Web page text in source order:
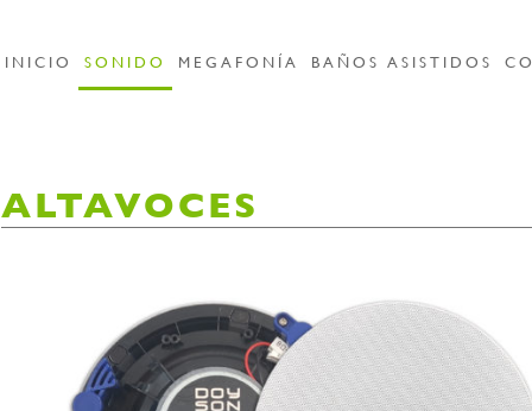
INICIO SONIDO MEGAFONÍA BAÑOS ASISTIDOS
ALTAVOCES